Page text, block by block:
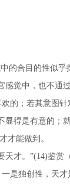
合目的性似
觉中，也不
；若其意图
得是有意的
才能做到。
。”(14)鉴赏
是独创性，天